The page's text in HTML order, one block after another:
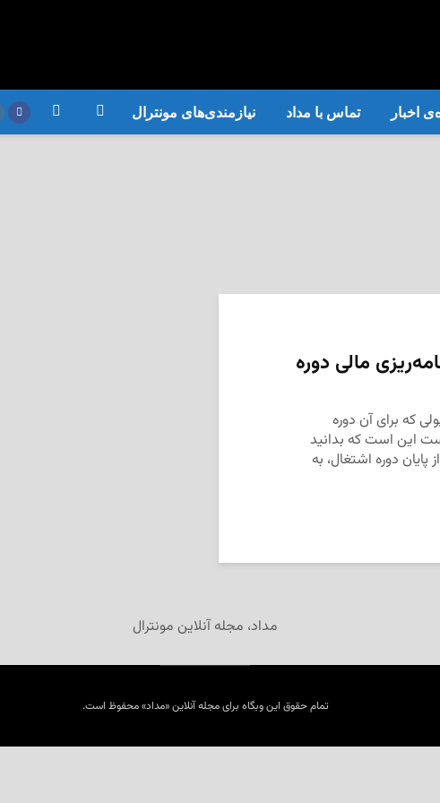
اخبار تماس با مداد نیازمندی‌های مونترال
مالی دوره
که برای آن دوره
این است که بدانید
دوره اشتغال، به
مداد، مجله آنلاین مونترال
تمام حقوق این وبگاه برای مجله آنلاین «مداد» محفوظ است.